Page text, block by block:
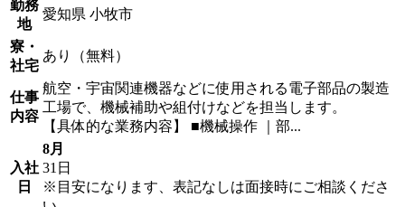
勤務
地
愛知県 小牧市
寮・
社宅
あり（無料）
仕事
内容
航空・宇宙関連機器などに使用される電子部品の製造
工場で、機械補助や組付けなどを担当します。
【具体的な業務内容】 ■機械操作 ｜部...
入社
日
8月
31日
※目安になります、表記なしは面接時にご相談くださ